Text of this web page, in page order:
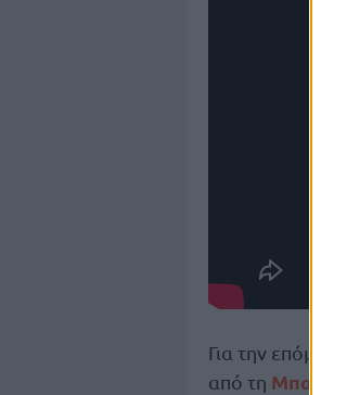
Για την επόμενη,
από τη